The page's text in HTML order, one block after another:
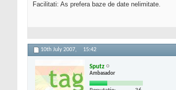
Facilitati: As prefera baze de date nelimitate.
10th July 2007, 15:42
Sputz
Ambasador